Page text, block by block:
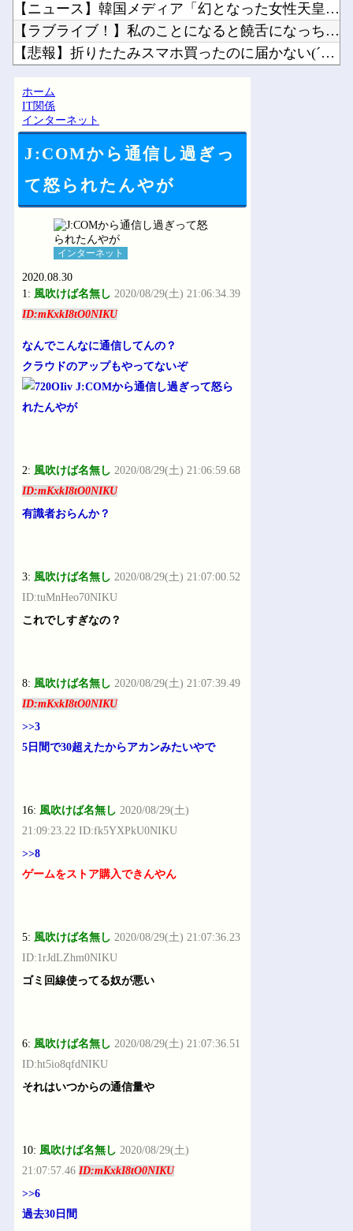
【ニュース】韓国メディア「幻となった女性天皇。日本皇族に韓半...
【ラブライブ！】私のことになると饒舌になっちゃう花帆先輩【蓮...
【悲報】折りたたみスマホ買ったのに届かない(´；ω；｀)他
ホーム
IT関係
インターネット
J:COMから通信し過ぎっ
て怒られたんやが
インターネット
2020.08.30
1: 風吹けば名無し 2020/08/29(土) 21:06:34.39
ID:mKxkI8tO0NIKU
なんでこんなに通信してんの？
クラウドのアップもやってないぞ
2: 風吹けば名無し 2020/08/29(土) 21:06:59.68
ID:mKxkI8tO0NIKU
有識者おらんか？
3: 風吹けば名無し 2020/08/29(土) 21:07:00.52
ID:tuMnHeo70NIKU
これでしすぎなの？
8: 風吹けば名無し 2020/08/29(土) 21:07:39.49
ID:mKxkI8tO0NIKU
>>3
5日間で30超えたからアカンみたいやで
16: 風吹けば名無し 2020/08/29(土)
21:09:23.22 ID:fk5YXPkU0NIKU
>>8
ゲームをストア購入できんやん
5: 風吹けば名無し 2020/08/29(土) 21:07:36.23
ID:1rJdLZhm0NIKU
ゴミ回線使ってる奴が悪い
6: 風吹けば名無し 2020/08/29(土) 21:07:36.51
ID:ht5io8qfdNIKU
それはいつからの通信量や
10: 風吹けば名無し 2020/08/29(土)
21:07:57.46ID:mKxkI8tO0NIKU
>>6
過去30日間